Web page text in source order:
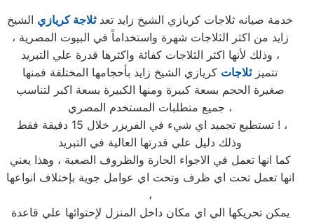
خدمة صيانه ثلاجات كريازي الشيخ زايد تعدثلاجة كريازي الشيخ
زايد من اكثر الثلاجات شهرة واستخداماً في البيوت المصرية ،
وذلك لأنها اكثر الثلاجات كفائة واكثرها قدرة علي التبريد ،
تتميزثلاجات كريازي الشيخ زايد بأحجامها المختلفة فمنها
صغيرة الحجم بسعة كبيرة ومنها الكبيرة بسعة اكبر لتناسب
جميع متطلبات المستخدم المصري ،
تستطيع تجميد اي شيء في الفريزر خلال 15 دقيقة فقط ! ،
وذلك دليل علي قدرتها العالية في التبريد
كما انها تعمل في الاجواء الحارة والظروف الصعبة ، وهذا يعني
انها تعمل تحت اي ظرف وتحت اي عوامل جوية بإختلاف انواعها
،
يمكن تحريكها الي اي مكان داخل المنزل لإحتوائها علي قاعدة